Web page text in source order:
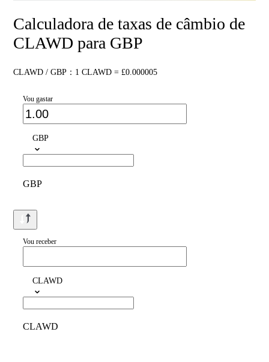
Calculadora de taxas de câmbio de
CLAWD para GBP
CLAWD / GBP：1 CLAWD = £0.000005
Vou gastar
GBP
GBP
Vou receber
CLAWD
CLAWD